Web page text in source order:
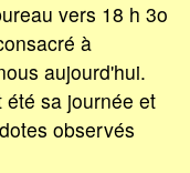
vers 18 h 3o
à
aujourd'hui.
été sa journée et
observés